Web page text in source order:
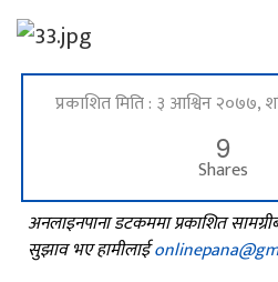
प्रकाशित मिति : ३ आश्विन
9
Shares
अनलाइनपाना डटकममा प्रकाशित
सुझाव भए हामीलाई